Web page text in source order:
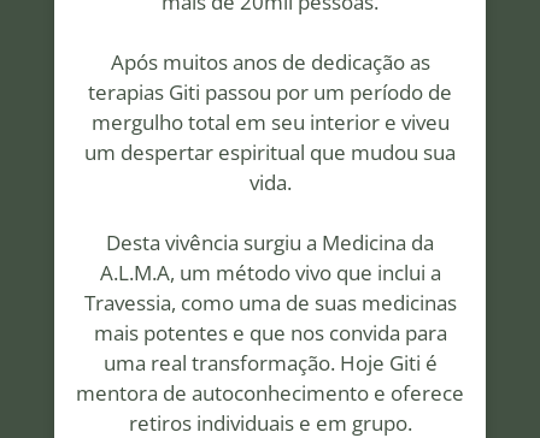
Após muitos anos de dedicação as
terapias Giti passou por um período de
mergulho total em seu interior e viveu
um despertar espiritual que mudou sua
vida.
Desta vivência surgiu a Medicina da
A.L.M.A, um método vivo que inclui a
Travessia, como uma de suas medicinas
mais potentes e que nos convida para
uma real transformação. Hoje Giti é
mentora de autoconhecimento e oferece
retiros individuais e em grupo.